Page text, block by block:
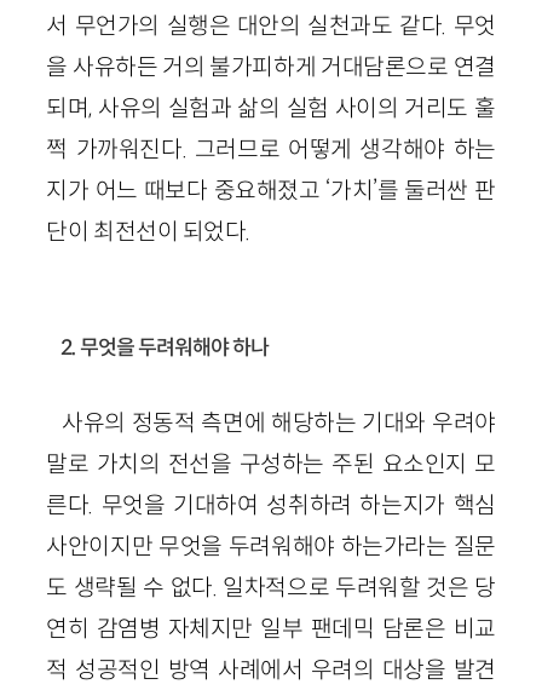
서 무언가의 실행은 대안의 실천과도 같다. 무엇
을 사유하든 거의 불가피하게 거대담론으로 연결
되며, 사유의 실험과 삶의 실험 사이의 거리도 훌
쩍 가까워진다. 그러므로 어떻게 생각해야 하는
지가 어느 때보다 중요해졌고 ‘가치’를 둘러싼 판
단이 최전선이 되었다.
2. 무엇을 두려워해야 하나
사유의 정동적 측면에 해당하는 기대와 우려야
말로 가치의 전선을 구성하는 주된 요소인지 모
른다. 무엇을 기대하여 성취하려 하는지가 핵심
사안이지만 무엇을 두려워해야 하는가라는 질문
도 생략될 수 없다. 일차적으로 두려워할 것은 당
연히 감염병 자체지만 일부 팬데믹 담론은 비교
적 성공적인 방역 사례에서 우려의 대상을 발견